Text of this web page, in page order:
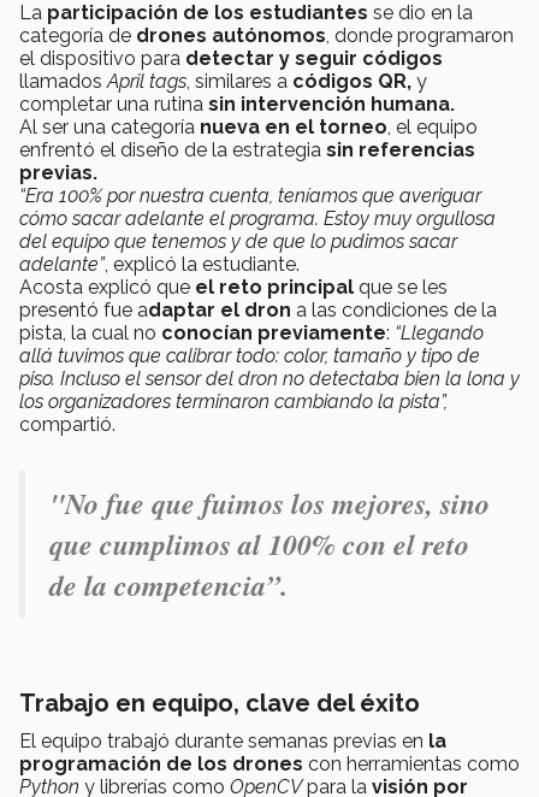
La participación de los estudiantes se dio en la
categoría de drones autónomos, donde programaron
el dispositivo para detectar y seguir códigos
llamadosApril tags, similares a códigos QR, y
completar una rutina sin intervención humana.
Al ser una categoría nueva en el torneo, el equipo
enfrentó el diseño de la estrategia sin referencias
previas.
“Era 100% por nuestra cuenta, teníamos que averiguar
cómo sacar adelante el programa. Estoy muy orgullosa
del equipo que tenemos y de que lo pudimos sacar
adelante”, explicó la estudiante.
Acosta explicó que el reto principal que se les
presentó fue adaptar el dron a las condiciones de la
pista, la cual no conocían previamente: “Llegando
allá tuvimos que calibrar todo: color, tamaño y tipo de
piso. Incluso el sensor del dron no detectaba bien la lona y
los organizadores terminaron cambiando la pista”,
compartió.
"No fue que fuimos los mejores, sino
que cumplimos al 100% con el reto
de la competencia”.
Trabajo en equipo, clave del éxito
El equipo trabajó durante semanas previas en la
programación de los drones con herramientas como
Python y librerías como OpenCVpara la visión por